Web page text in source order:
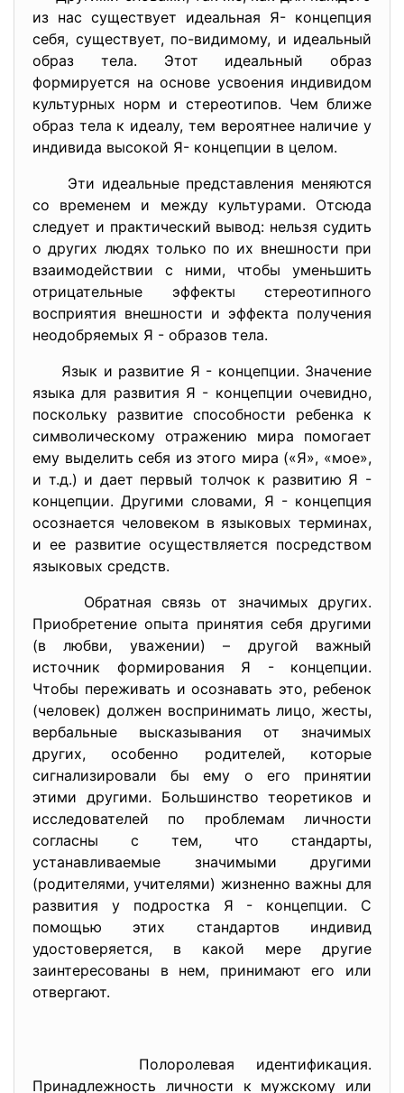
из нас существует идеальная Я- концепция
себя, существует, по-видимому, и идеальный
образ тела. Этот идеальный образ
формируется на основе усвоения индивидом
культурных норм и стереотипов. Чем ближе
образ тела к идеалу, тем вероятнее наличие у
индивида высокой Я- концепции в целом.
Эти идеальные представления меняются
со временем и между культурами. Отсюда
следует и практический вывод: нельзя судить
о других людях только по их внешности при
взаимодействии с ними, чтобы уменьшить
отрицательные эффекты стереотипного
восприятия внешности и эффекта получения
неодобряемых Я - образов тела.
Язык и развитие Я - концепции. Значение
языка для развития Я - концепции очевидно,
поскольку развитие способности ребенка к
символическому отражению мира помогает
ему выделить себя из этого мира («Я», «мое»,
и т.д.) и дает первый толчок к развитию Я -
концепции. Другими словами, Я - концепция
осознается человеком в языковых терминах,
и ее развитие осуществляется посредством
языковых средств.
Обратная связь от значимых других.
Приобретение опыта принятия себя другими
(в любви, уважении) – другой важный
источник формирования Я - концепции.
Чтобы переживать и осознавать это, ребенок
(человек) должен воспринимать лицо, жесты,
вербальные высказывания от значимых
других, особенно родителей, которые
сигнализировали бы ему о его принятии
этими другими. Большинство теоретиков и
исследователей по проблемам личности
согласны с тем, что стандарты,
устанавливаемые значимыми другими
(родителями, учителями) жизненно важны для
развития у подростка Я - концепции. С
помощью этих стандартов индивид
удостоверяется, в какой мере другие
заинтересованы в нем, принимают его или
отвергают.
Полоролевая идентификация.
Принадлежность личности к мужскому или